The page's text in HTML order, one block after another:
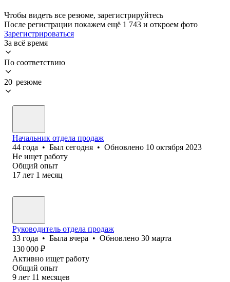
Чтобы видеть все резюме, зарегистрируйтесь
После регистрации покажем ещё 1 743 и откроем фото
Зарегистрироваться
За всё время
По соответствию
20 резюме
Начальник отдела продаж
44 года • Был сегодня • Обновлено 10 октября 2023
Не ищет работу
Общий опыт
17 лет 1 месяц
Руководитель отдела продаж
33 года • Была вчера • Обновлено 30 марта
130 000 ₽
Активно ищет работу
Общий опыт
9 лет 11 месяцев